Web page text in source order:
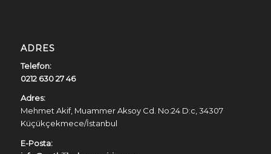
ADRES
Telefon:
0212 630 27 46
Adres:
Mehmet Akif, Muammer Aksoy Cd. No:24 D:c, 34307
Küçükçekmece/İstanbul
E-Posta: